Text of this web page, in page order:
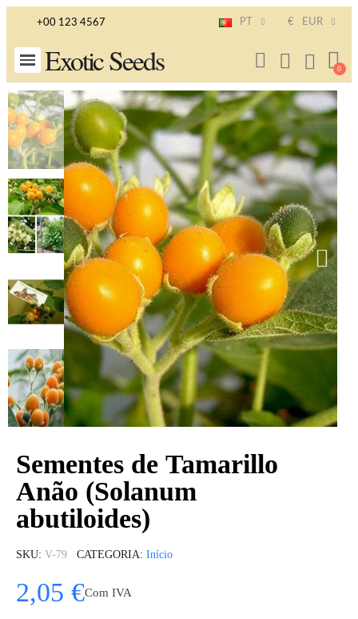
+00 123 4567 PT € EUR
Exotic Seeds
Sementes de Tamarillo
Anão (Solanum
abutiloides)
SKU V-79 CATEGORIA Início
2,05 €Com IVA